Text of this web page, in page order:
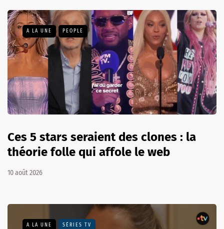
A LA UNE PEOPLE
Ces 5 stars seraient des clones : la
théorie folle qui affole le web
10 août 2026
A LA UNE SÉRIES TV